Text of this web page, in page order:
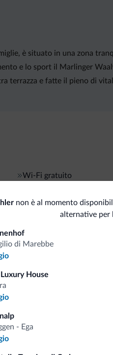
è situato in una zona
e lo sport il Marlinger
terrazza e fatte il pieno di
Wi-Fi gratuito
non è al momento
alternative per
di Marebbe
House
- Ega